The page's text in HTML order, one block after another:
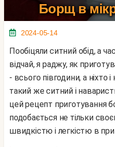
Борщ в
2024-05-14
Пообіцяли ситний обід, а часу в обріз? Не впадай у
відчай, я раджу, як
- всього півгодини, а ніхто
такий же ситний і
цей рецепт приготування
подобається не тільки
швидкістю і легкістю в